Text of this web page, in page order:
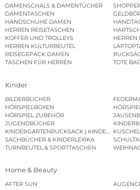
DAMENSCHALS & DAMENTÜCHER
DAMENTASCHEN
HANDSCHUHE DAMEN
HERREN REISETASCHEN
KOFFER UND TROLLEYS
HERREN
HERREN KULTURBEUTEL
REISEGEPÄCK DAMEN
TASCHEN FÜR HERREN
TOTE
Kinder
BILDERBÜCHER
HÖRSPIELBOXEN
HÖRSPIEL ZUBEHÖR
JUGENDBÜCHER
KINDERGARTENRUCKSACK |
SACHBÜCHER & KINDERLEXIKA
TURNBEUTEL & SPORTTASCHEN
Home & Beauty
AFTER SUN